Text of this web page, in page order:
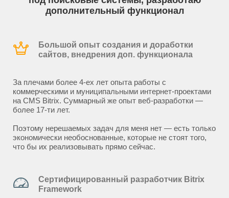
дополнительный функционал
Большой опыт создания и доработки
сайтов, внедрения доп. функционала
За плечами более 4-ех лет опыта работы с
коммерческими и муниципальными интернет-проектами
на CMS Bitrix. Суммарный же опыт веб-разработки —
более 17-ти лет.
Поэтому нерешаемых задач для меня нет — есть только
экономически необоснованные, которые не стоят того,
что бы их реализовывать прямо сейчас.
Сертифицированный разработчик Bitrix
Framework